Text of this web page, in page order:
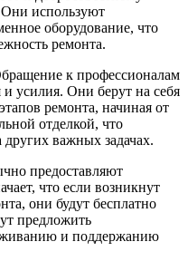
Они используют
оборудование, что
ремонта.
к профессионалам
и усилия. Они берут на себя
ремонта, начиная от
отделкой, что
других важных задачах.
предоставляют
что если возникнут
они будут бесплатно
предложить
и поддержанию